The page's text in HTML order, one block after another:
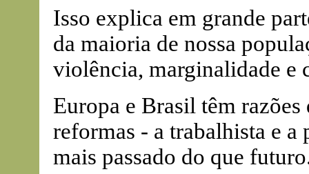
Isso explica em grande
da maioria de nossa
violência, marginalidade e
Europa e Brasil têm razões
reformas - a trabalhista e a
mais passado do que